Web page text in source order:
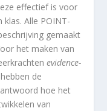
effectief is voor
Alle POINT-
gemaakt
het maken van
evidence-
de
hoe het
van